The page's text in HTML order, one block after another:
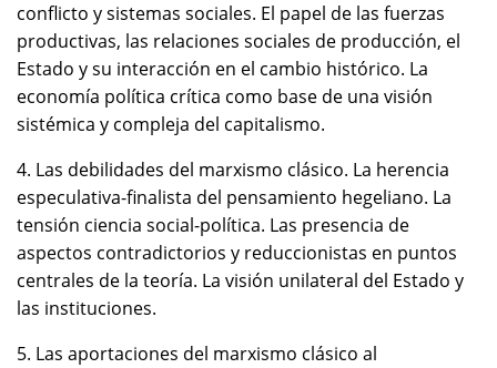
conflicto y sistemas sociales. El papel de las fuerzas
productivas, las relaciones sociales de producción, el
Estado y su interacción en el cambio histórico. La
economía política crítica como base de una visión
sistémica y compleja del capitalismo.
4. Las debilidades del marxismo clásico. La herencia
especulativa-finalista del pensamiento hegeliano. La
tensión ciencia social-política. Las presencia de
aspectos contradictorios y reduccionistas en puntos
centrales de la teoría. La visión unilateral del Estado y
las instituciones.
5. Las aportaciones del marxismo clásico al